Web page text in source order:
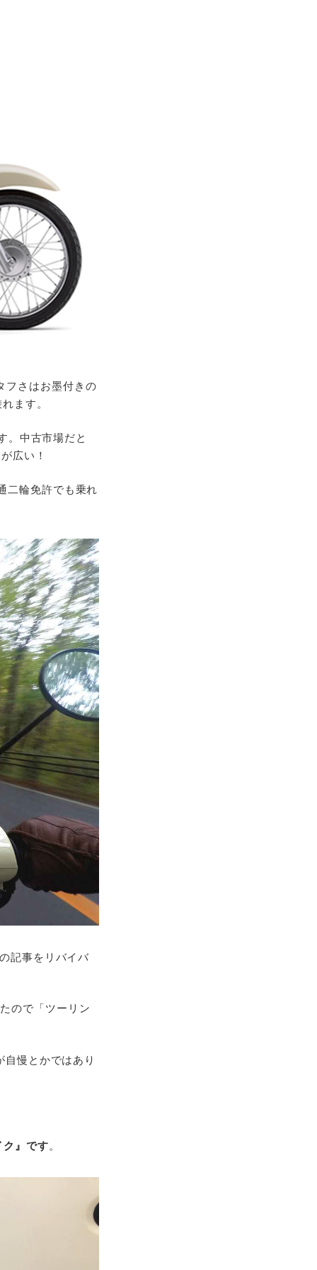
フさはお墨付きの
ます。
。中古市場だと
広い！
二輪免許でも乗れ
記事をリバイバ
ので「ツーリン
慢とかではあり
ク』です。